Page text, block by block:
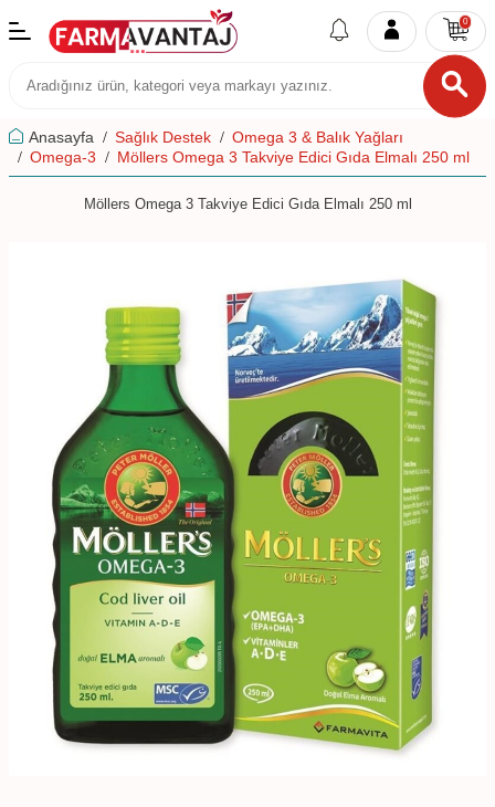
0
Anasayfa Sağlık Destek
Omega 3 & Balık Yağları
Omega-3
Möllers Omega 3 Takviye Edici Gıda Elmalı 250 ml
Möllers Omega 3 Takviye Edici Gıda Elmalı 250 ml